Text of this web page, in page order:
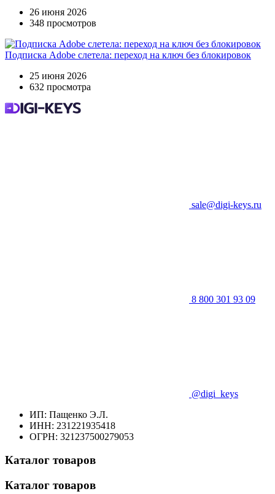
26 июня 2026
348 просмотров
Подписка Adobe слетела: переход на ключ без блокировок
25 июня 2026
632 просмотра
sale@digi-keys.ru
8 800 301 93 09
@digi_keys
ИП: Пащенко Э.Л.
ИНН: 231221935418
ОГРН: 321237500279053
Каталог товаров
Каталог товаров